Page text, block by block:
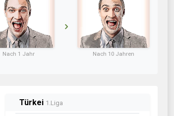
Nach 1 Jahr Nach 10 Jahren
Türkei 1.Liga